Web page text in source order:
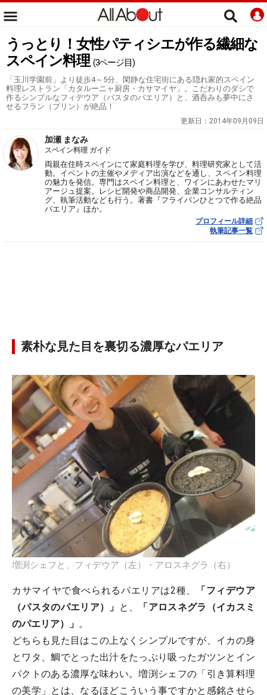
うっとり！女性パティシエが作る繊細な
スペイン料理 (3ページ目)
「玉川学園前」より徒歩4～5分、閑静な住宅街にある隠れ家的スペイン
料理レストラン「カタルーニャ厨房・カサマイヤ」。こだわりのダシで
作るシンプルなフィデウア（パスタのパエリア）と、酒呑みも夢中にさ
せるフラン（プリン）が絶品！
更新日： 2014年09月09日
加瀬 まなみ
スペイン料理 ガイド
両親在住時スペインにて家庭料理を学び、料理研究家として活
動。イベントの主催やメディア出演などを通し、スペイン料理
の魅力を発信。専門はスペイン料理と、ワインにあわせたマリ
アージュ提案。レシピ開発や商品開発、企業コンサルティン
グ、執筆活動なども行う。著書『フライパンひとつで作る絶品
パエリア』ほか。
プロフィール詳細
執筆記事一覧
素朴な見た目を裏切る濃厚なパエリア
増渕シェフと、フィデウア（左）・アロスネグラ（右）
カサマイヤで食べられるパエリアは2種、
「フィデウア
（パスタのパエリア）」 と、
「アロスネグラ（イカスミ
のパエリア）」 。
どちらも見た目はこの上なくシンプルですが、イカの身
とワタ、鯛でとった出汁をたっぷり吸ったガツンとイン
パクトのある濃厚な味わい。増渕シェフの「引き算料理
の美学」とは、なるほどこういう事ですかと感銘させら